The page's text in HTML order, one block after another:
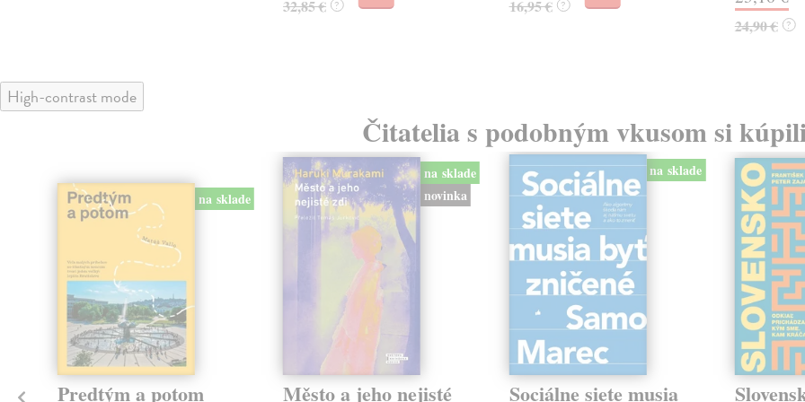
32,85 € ? 16,95 € ?
24,90 € ?
High-contrast mode
Čitatelia s podobným vkusom si
na sklade
Predtým a potom
na sklade
novinka
Město a jeho nejisté
na sklade
Sociálne siete musia